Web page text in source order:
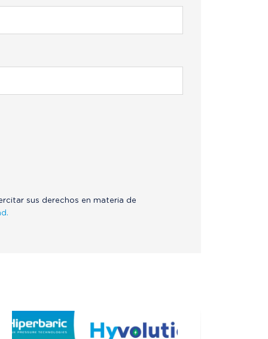
sus derechos en materia de